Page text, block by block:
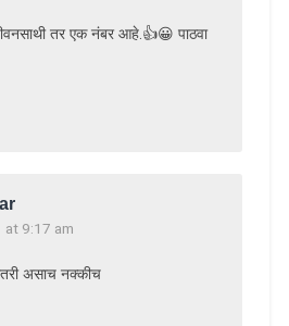
तर एक नंबर आहे.👍😀 पाठवा
9:17 am
असाच नक्कीच